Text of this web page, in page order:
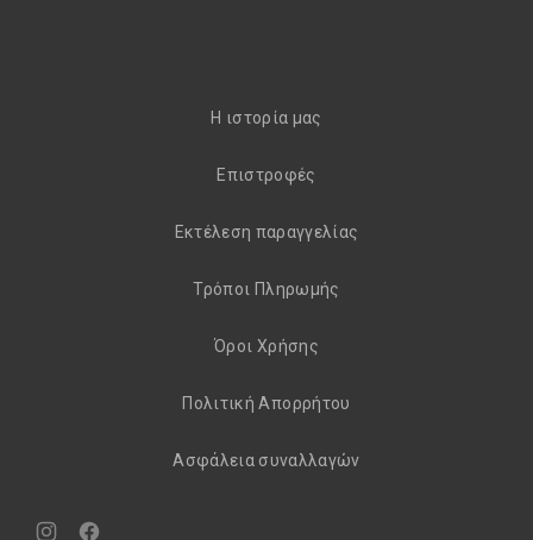
H ιστορία μας
Eπιστροφές
Εκτέλεση παραγγελίας
Τρόποι Πληρωμής
Όροι Χρήσης
Πολιτική Απορρήτου
Aσφάλεια συναλλαγών